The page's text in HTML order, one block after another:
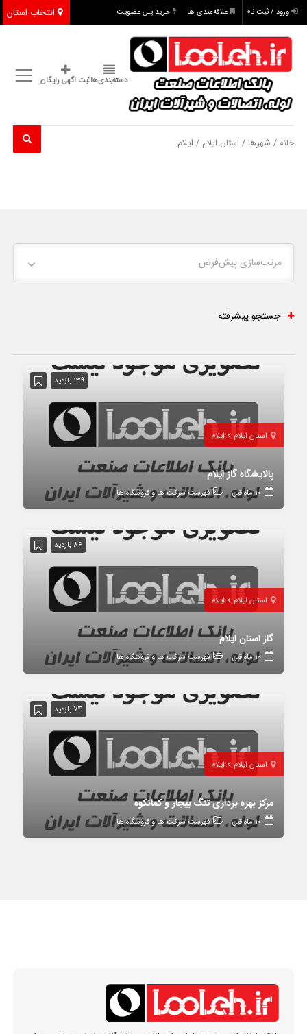
انتخاب استان ورود / ثبت نام علاقه‌مندی ها خرید پلن عضویت
دسته‌بندی‌هاثبت اگهی رایگان
خانه / شهرها / استان ایلام / ایلام
مرتب‌سازی پیش‌فرض
جستجو پیشرفته
139 بازدید
استان ایلام ایلام
پالایشگاه گاز ایلام
10 ماه قبل فهرست شرکت ها و فروشگاه ها
86 بازدید
استان ایلام ایلام
گاز استان ایلام
10 ماه قبل فهرست شرکت ها و فروشگاه ها
74 بازدید
استان ایلام ایلام
مرکز بهره برداری تنگ بیجار و کمانکوه
10 ماه قبل فهرست شرکت ها و فروشگاه ها